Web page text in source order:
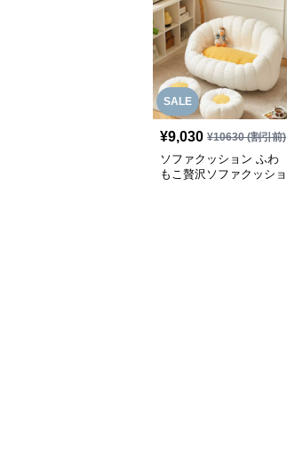
SALE
¥9,030 ¥10630(割引前)
ソファクッション ふわ
もこ贅沢ソファクッショ